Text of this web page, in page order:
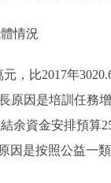
情況
比2017年
原因是培訓任
余資金安排預算
因是按照公益一